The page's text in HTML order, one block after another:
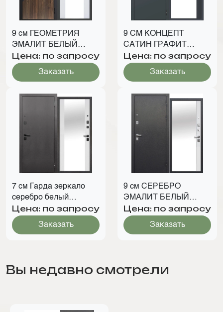
9 см ГЕОМЕТРИЯ
ЭМАЛИТ БЕЛЫЙ
ЗЕРКАЛО
Цена: по запросу
Заказать
9 СМ КОНЦЕПТ
САТИН ГРАФИТ
ЗЕРКАЛО
Цена: по запросу
Заказать
7 см Гарда зеркало
серебро белый
матовый
Цена: по запросу
Заказать
9 см СЕРЕБРО
ЭМАЛИТ БЕЛЫЙ
ЗЕРКАЛО
Цена: по запросу
Заказать
Вы недавно смотрели